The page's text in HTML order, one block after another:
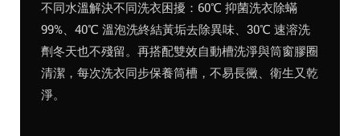
不同水溫解決不同洗衣困擾：60℃ 抑菌洗衣除蟎
99%、40℃ 溫泡洗終結黃垢去除異味、30℃ 速溶洗
劑冬天也不殘留。再搭配雙效自動槽洗淨與筒窗膠圈
清潔，每次洗衣同步保養筒槽，不易長黴、衛生又乾
淨。